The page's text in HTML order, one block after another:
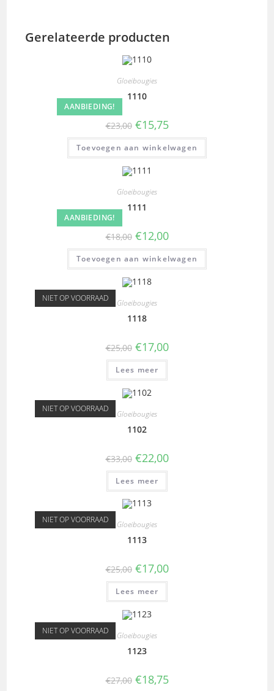
Gerelateerde producten
AANBIEDING!
Gloeibougies
1110
€23,00 €15,75
Toevoegen aan winkelwagen
AANBIEDING!
Gloeibougies
1111
€18,00 €12,00
Toevoegen aan winkelwagen
NIET OP VOORRAAD Gloeibougies
1118
€25,00 €17,00
Lees meer
NIET OP VOORRAAD Gloeibougies
1102
€33,00 €22,00
Lees meer
NIET OP VOORRAAD Gloeibougies
1113
€25,00 €17,00
Lees meer
NIET OP VOORRAAD Gloeibougies
1123
€27,00 €18,75